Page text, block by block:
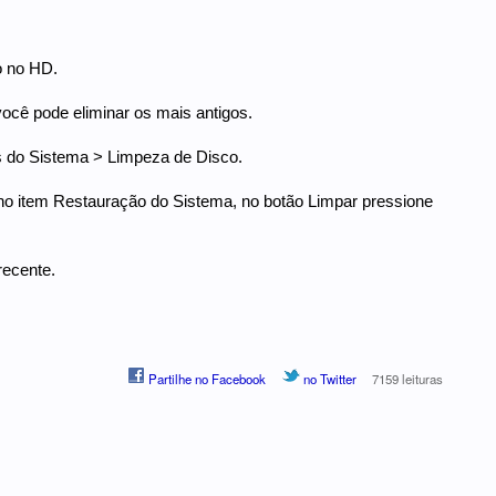
no HD.
pode eliminar os mais antigos.
Sistema > Limpeza de Disco.
item Restauração do Sistema, no botão Limpar pressione
Partilhe no Facebook no Twitter 7159 leituras